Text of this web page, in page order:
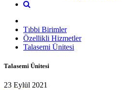
Tıbbi Birimler
Özellikli Hizmetler
Talasemi Ünitesi
Talasemi Ünitesi
23 Eylül 2021